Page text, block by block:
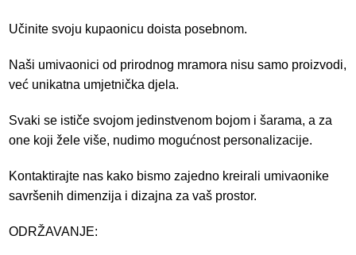
Učinite svoju kupaonicu doista posebnom.
Naši umivaonici od prirodnog mramora nisu samo proizvodi,
već unikatna umjetnička djela.
Svaki se ističe svojom jedinstvenom bojom i šarama, a za
one koji žele više, nudimo mogućnost personalizacije.
Kontaktirajte nas kako bismo zajedno kreirali umivaonike
savršenih dimenzija i dizajna za vaš prostor.
ODRŽAVANJE: